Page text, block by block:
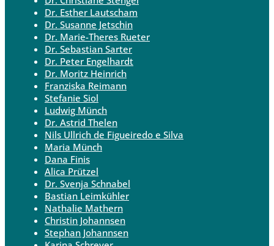
Dr. Esther Lautscham
Dr. Susanne Jetschin
Dr. Marie-Theres Rueter
Dr. Sebastian Sarter
Dr. Peter Engelhardt
Dr. Moritz Heinrich
Franziska Reimann
Stefanie Siol
Ludwig Münch
Dr. Astrid Thelen
Nils Ullrich de Figueiredo e Silva
Maria Münch
Dana Finis
Alica Prützel
Dr. Svenja Schnabel
Bastian Leimkühler
Nathalie Mathern
Christin Johannsen
Stephan Johannsen